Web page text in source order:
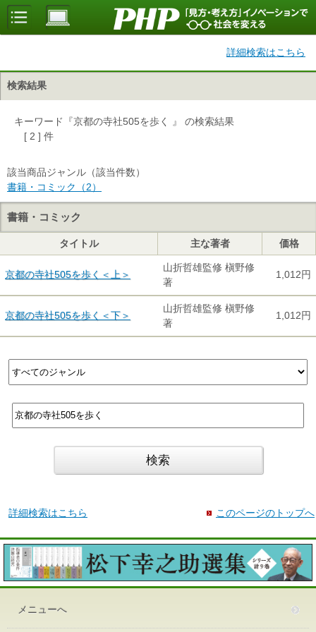
詳細検索はこちら
検索結果
キーワード『京都の寺社505を歩く 』 の検索結果
[ 2 ] 件
該当商品ジャンル（該当件数）
書籍・コミック（2）
書籍・コミック
タイトル 主な著者 価格
京都の寺社505を歩く＜上＞
山折哲雄監修 槇野修
著
1,012円
京都の寺社505を歩く＜下＞
山折哲雄監修 槇野修
著
1,012円
詳細検索はこちら このページのトップへ
メニューへ